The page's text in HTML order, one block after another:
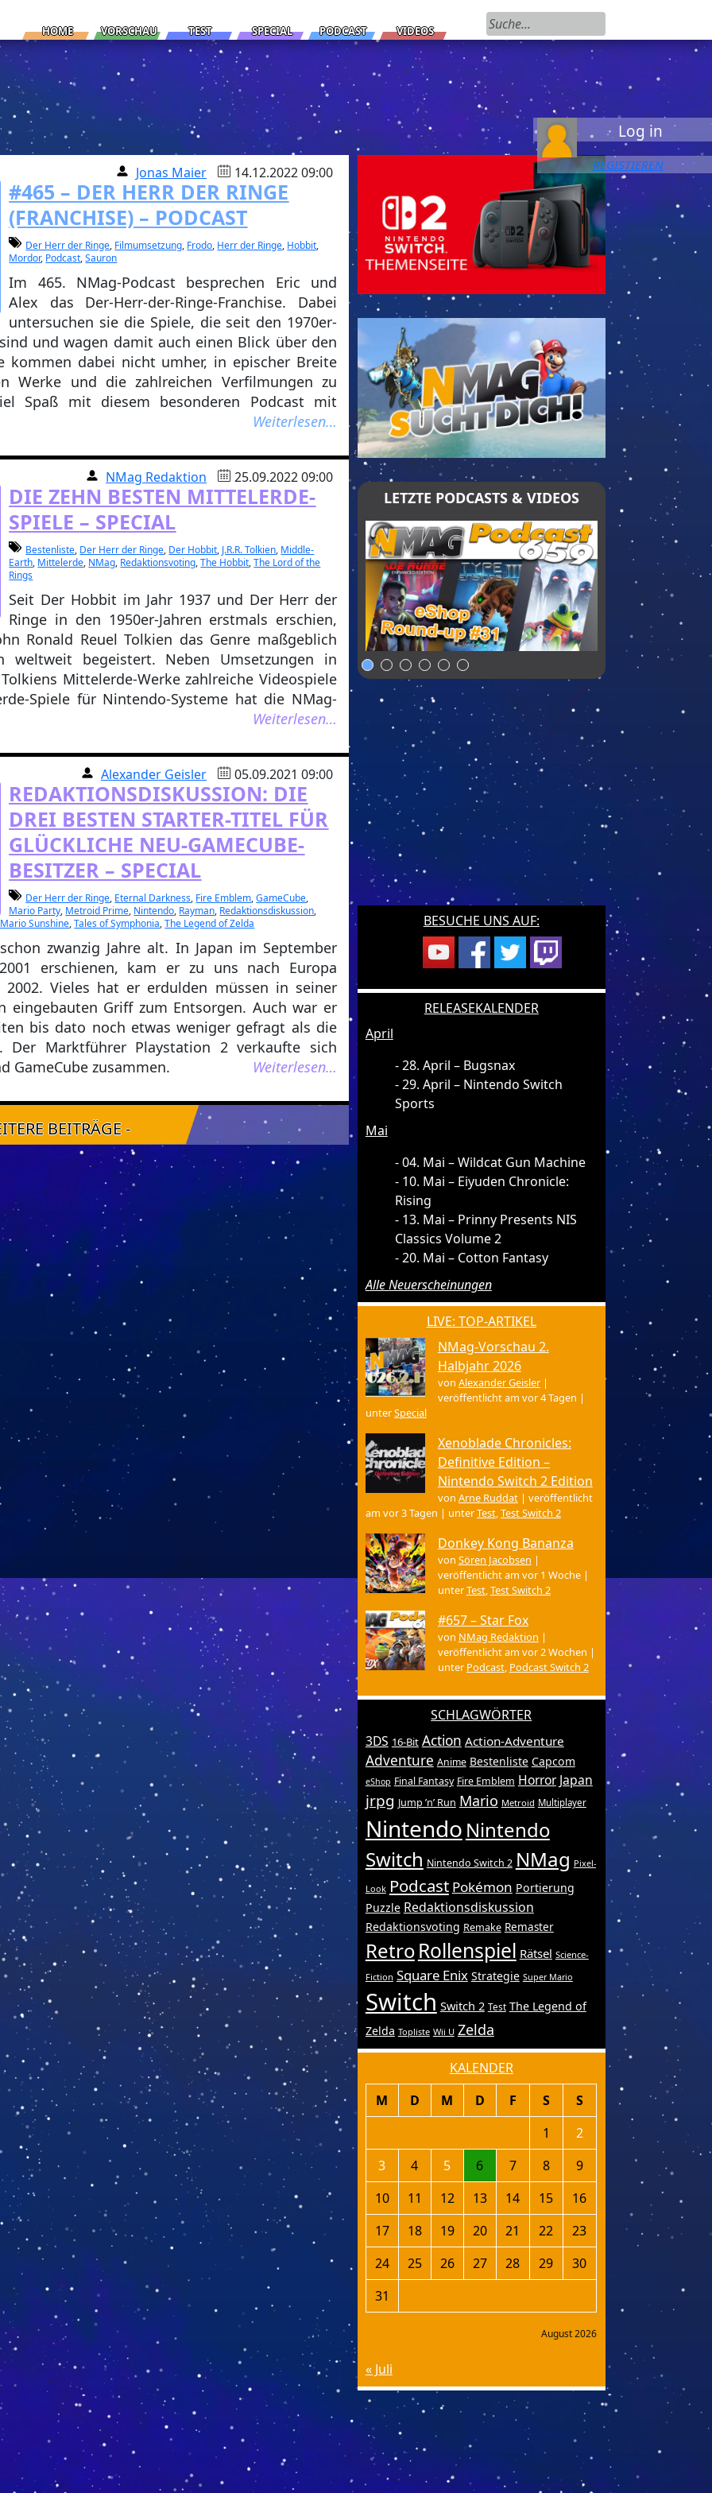
HOME VORSCHAU TEST SPECIAL PODCAST VIDEOS
Suchen nach:
Log in
REGISTIEREN
Jonas Maier 14.12.2022 09:00
#465 – DER HERR DER RINGE
(FRANCHISE) – PODCAST
Der Herr der Ringe, Filmumsetzung, Frodo, Herr der Ringe, Hobbit,
Mordor, Podcast,Sauron
Im 465. NMag-Podcast besprechen Eric und
Alex das Der-Herr-der-Ringe-Franchise. Dabei
untersuchen sie die Spiele, die seit den 1970er-
und wagen damit auch einen Blick über den
kommen dabei nicht umher, in epischer Breite
Werke und die zahlreichen Verfilmungen zu
Spaß mit diesem besonderen Podcast mit
Weiterlesen…
NMag Redaktion 25.09.2022 09:00
DIE ZEHN BESTEN MITTELERDE-
SPIELE – SPECIAL
Bestenliste, Der Herr der Ringe, Der Hobbit, J.R.R. Tolkien, Middle-
Earth, Mittelerde, NMag, Redaktionsvoting,The Hobbit,The Lord of the
Rings
Seit Der Hobbit im Jahr 1937 und Der Herr der
Ringe in den 1950er-Jahren erstmals erschien,
Ronald Reuel Tolkien das Genre maßgeblich
weltweit begeistert. Neben Umsetzungen in
Mittelerde-Werke zahlreiche Videospiele
Spiele für Nintendo-Systeme hat die NMag-
Weiterlesen…
Alexander Geisler 05.09.2021 09:00
REDAKTIONSDISKUSSION: DIE
DREI BESTEN STARTER-TITEL FÜR
GLÜCKLICHE NEU-GAMECUBE-
BESITZER – SPECIAL
Der Herr der Ringe, Eternal Darkness, Fire Emblem,GameCube,
Mario Party, Metroid Prime, Nintendo, Rayman, Redaktionsdiskussion,
Sunshine,Tales of Symphonia,The Legend of Zelda
zwanzig Jahre alt. In Japan im September
erschienen, kam er zu uns nach Europa
Vieles hat er erdulden müssen in seiner
eingebauten Griff zum Entsorgen. Auch war er
bis dato noch etwas weniger gefragt als die
Marktführer Playstation 2 verkaufte sich
GameCube zusammen.
Weiterlesen…
BEITRÄGE -
LETZTE PODCASTS & VIDEOS
BESUCHE UNS AUF:
RELEASEKALENDER
April
28. April – Bugsnax
29. April – Nintendo Switch
Sports
Mai
04. Mai – Wildcat Gun Machine
10. Mai – Eiyuden Chronicle:
Rising
13. Mai – Prinny Presents NIS
Classics Volume 2
20. Mai – Cotton Fantasy
Alle Neuerscheinungen
LIVE: TOP-ARTIKEL
NMag-Vorschau 2.
Halbjahr 2026
von Alexander Geisler|
veröffentlicht am vor 4 Tagen |
unterSpecial
Xenoblade Chronicles:
Definitive Edition –
Nintendo Switch 2 Edition
von Arne Ruddat| veröffentlicht
am vor 3 Tagen | unterTest,Test Switch 2
Donkey Kong Bananza
von Sören Jacobsen |
veröffentlicht am vor 1 Woche|
unterTest,Test Switch 2
#657 – Star Fox
von NMag Redaktion |
veröffentlicht am vor 2 Wochen |
unter Podcast, Podcast Switch 2
SCHLAGWÖRTER
3DS 16-Bit Action Action-Adventure
Adventure Anime Bestenliste Capcom
eShop Final Fantasy Fire Emblem Horror Japan
jrpg Jump ’n’ Run Mario Metroid Multiplayer
Nintendo Nintendo
Switch Nintendo Switch 2 NMag Pixel-
Look Podcast Pokémon Portierung
Puzzle Redaktionsdiskussion
Redaktionsvoting Remake Remaster
RetroRollenspiel Rätsel Science-
Fiction Square Enix Strategie Super Mario
Switch Switch 2 Test The Legend of
Zelda Topliste Wii U Zelda
KALENDER
August 2026
M D M D F S
S
1
2
3
4 5 6 7 8
9
10
11 12 13 14 15
16
17
18 19 20 21 22
23
24
25 26 27 28 29
30
31
« Juli